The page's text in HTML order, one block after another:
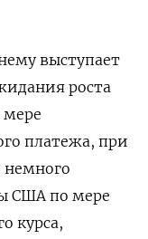
выступает
роста
мере
платежа, при
немного
США по мере
курса,